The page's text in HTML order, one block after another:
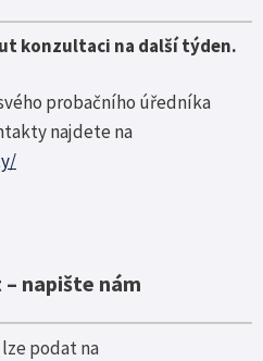
konzultaci na další týden.
probačního úředníka
najdete na
napište nám
podat na